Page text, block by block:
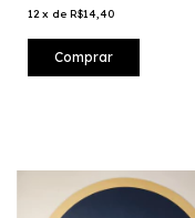
12 x de R$14,40